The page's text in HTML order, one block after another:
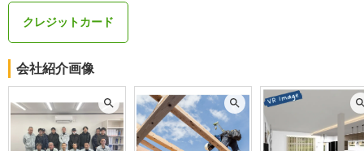
今後もお住まいに関するお困りごとやご相談がございましたら、ど
うぞお気軽に
お声がけください。
引き続き、よろしくお願い申し上げます。
建物のタイプ
： 戸建住宅
リフォーム箇所 ：トイレ、
洗面所・脱衣所
クレジットカード
会社紹介画像